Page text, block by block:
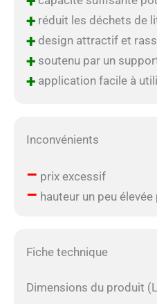
+réduit les déchets de
+design attractif et
+soutenu par un
+application facile à
Inconvénients
– prix excessif
– hauteur un peu
Fiche technique
Dimensions du produit